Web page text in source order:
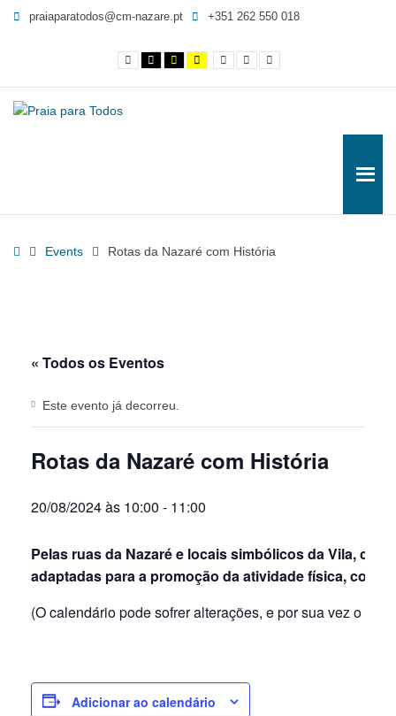
História
praiaparatodos@cm-nazare.pt +351 262 550 018
Contraste
normal
Contraste
preto
branco
Contraste
preto
amarelo
Yellow
and
contrast
Smaller
Font
Letra
por maior
HomeEvents Rotas da Nazaré com História
« Todos os Eventos
Este evento já decorreu.
Rotas da Nazaré com História
20/08/2024 às 10:00 - 11:00
Pelas ruas da Nazaré e locais simbólicos da Vila,
adaptadas para a promoção da atividade física, com
(O calendário pode sofrer alterações, e por sua vez o
Adicionar ao calendário